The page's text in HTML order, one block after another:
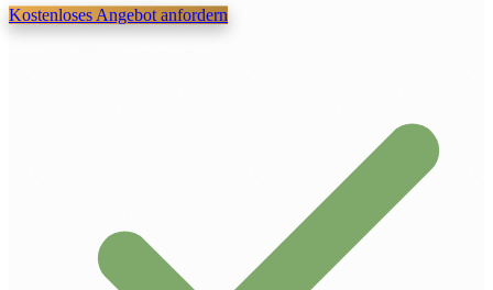
Kostenloses Angebot anfordern